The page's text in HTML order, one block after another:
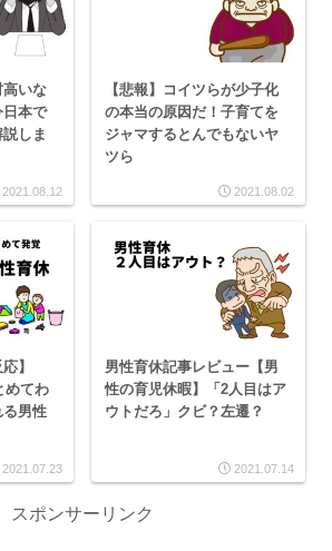
高いな
日本で
しま
【悲報】コイツらが少子化
の本当の原因だ！子育てを
ジャマするとんでもないヤ
ツら
2021.08.02
】
めてわ
る男性
男性育休記事レビュー【男
性の育児休暇】「2人目はア
ウトだろ」クビ？左遷？
2021.07.14
スポンサーリンク